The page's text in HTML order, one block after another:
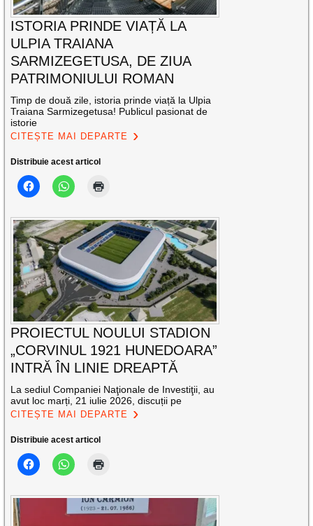
ISTORIA PRINDE VIAȚĂ LA
ULPIA TRAIANA
SARMIZEGETUSA, DE ZIUA
PATRIMONIULUI ROMAN
Timp de două zile, istoria prinde viață la Ulpia
Traiana Sarmizegetusa! Publicul pasionat de
istorie
CITEȘTE MAI DEPARTE
Distribuie acest articol
PROIECTUL NOULUI STADION
„CORVINUL 1921 HUNEDOARA”
INTRĂ ÎN LINIE DREAPTĂ
La sediul Companiei Naţionale de Investiţii, au
avut loc marți, 21 iulie 2026, discuții pe
CITEȘTE MAI DEPARTE
Distribuie acest articol